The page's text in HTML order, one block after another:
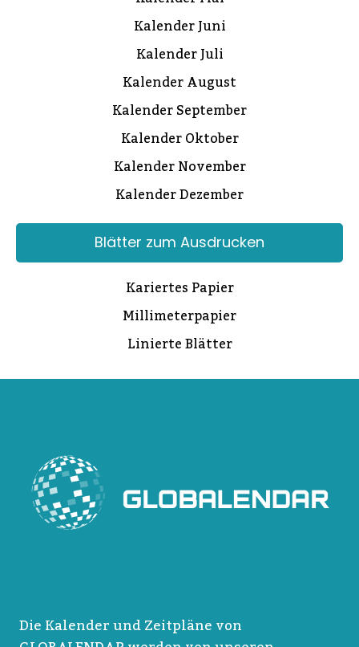
Kalender Juni
Kalender Juli
Kalender August
Kalender September
Kalender Oktober
Kalender November
Kalender Dezember
Blätter zum Ausdrucken
Kariertes Papier
Millimeterpapier
Linierte Blätter
Die Kalender und Zeitpläne von